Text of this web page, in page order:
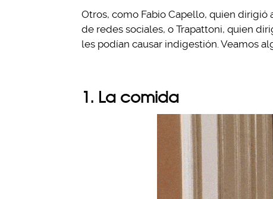
Otros, como Fabio Capello, quien dirigió
de redes sociales, o Trapattoni, quien
les podían causar indigestión. Veamos
1. La comida